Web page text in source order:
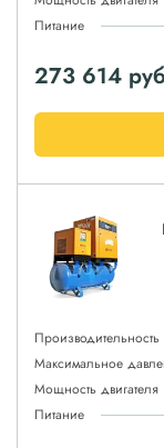
Питание
273 614 руб
Производительность
Максимальное
Мощность двигателя
Питание